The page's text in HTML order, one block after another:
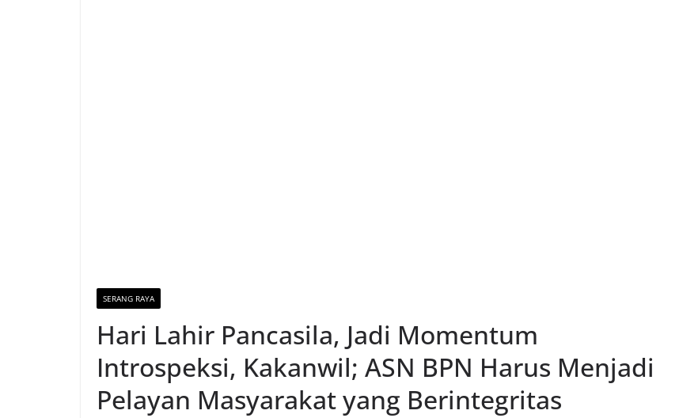
SERANG RAYA
Hari Lahir Pancasila, Jadi Momentum
Introspeksi, Kakanwil; ASN BPN Harus Menjadi
Pelayan Masyarakat yang Berintegritas